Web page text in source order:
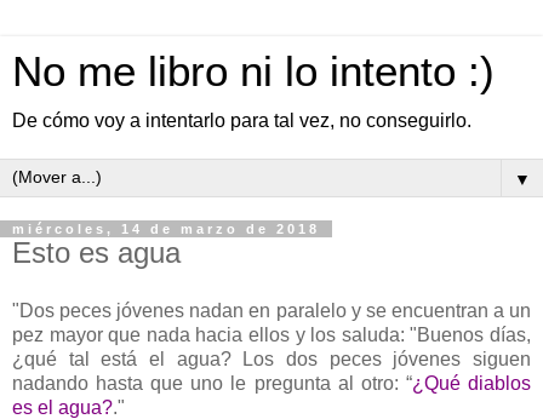
No me libro ni lo intento :)
De cómo voy a intentarlo para tal vez, no conseguirlo.
▼
miércoles, 14 de marzo de 2018
Esto es agua
"Dos peces jóvenes nadan en paralelo y se encuentran a un
pez mayor que nada hacia ellos y los saluda: "Buenos días,
¿qué tal está el agua? Los dos peces jóvenes siguen
nadando hasta que uno le pregunta al otro: “¿Qué diablos
es el agua?."